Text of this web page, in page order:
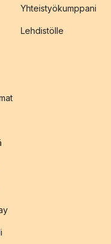
Yhteistyökumppani
Lehdistölle